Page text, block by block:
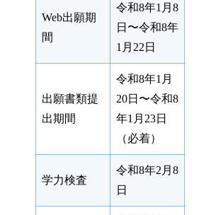
Web出願期
間
令和8年1月8
日〜令和8年
1月22日
出願書類提
出期間
令和8年1月
20日〜令和8
年1月23日
（必着）
学力検査
令和8年2月8
日